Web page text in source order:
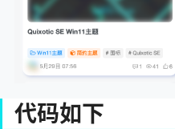
15. B2主题美化：仿94设计
16. 子比主题 – 文章封面
代码如下